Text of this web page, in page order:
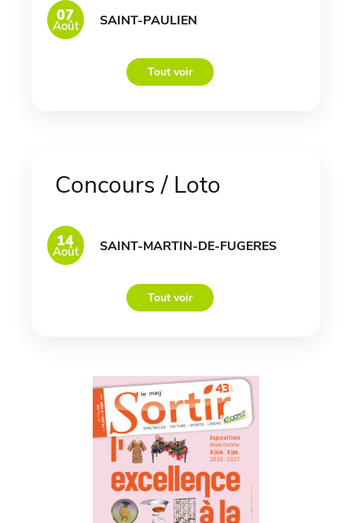
07
Août SAINT-PAULIEN
Tout voir
Concours / Loto
14
Août SAINT-MARTIN-DE-FUGERES
Tout voir